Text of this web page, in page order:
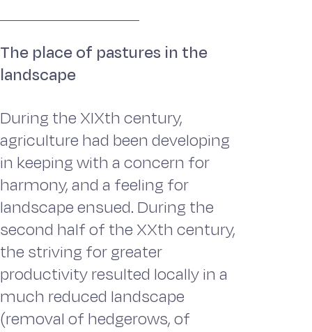
The place of pastures in the
landscape
During the XIXth century,
agriculture had been developing
in keeping with a concern for
harmony, and a feeling for
landscape ensued. During the
second half of the XXth century,
the striving for greater
productivity resulted locally in a
much reduced landscape
(removal of hedgerows, of